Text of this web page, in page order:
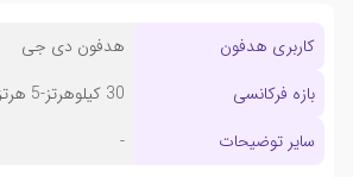
کاربری هدفون
هدفون دی جی
بازه فرکانسی
30 کیلوهرتز-5 هرتز
سایر توضیحات
-